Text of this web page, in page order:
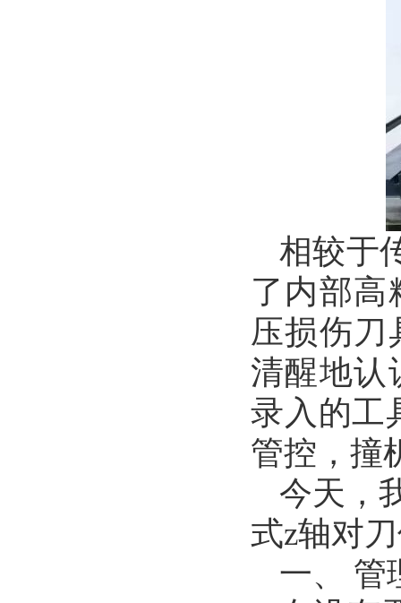
相较于
了内部高
压损伤刀
清醒地认
录入的工
管控，撞
今天，
式z轴对
一、 管